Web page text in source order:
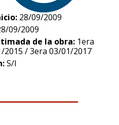
28/09/2009
09/2009
de la obra: 1era
2015 / 3era 03/01/2017
S/I